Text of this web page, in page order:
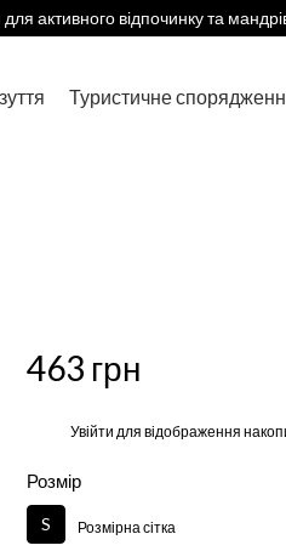
активного відпочинку та
Туристичне
463 грн
Увійти для відображення
Розмір
S Розмірна сітка